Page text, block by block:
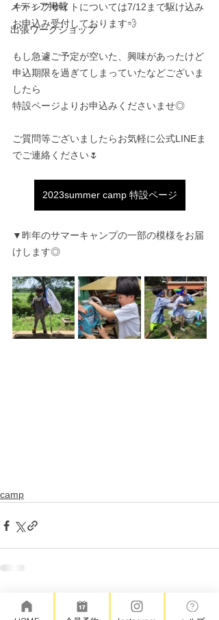
メディア掲載
出張ワークショップ
キャンプサイトについては7/12まで駆け込み
お申込み受付しております💨
もし急遽ご予定が空いた、興味があったけど
申込期限を過ぎてしまっていたなどございま
したら
特設ページよりお申込みくださいませ◎
ご質問等ございましたらお気軽に公式LINEま
でご連絡ください🌷
2023summer camp 特設ページ
▼昨年のサマーキャンプの一部の模様をお届
けします◎
camp
コメント